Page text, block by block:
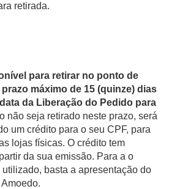
retirada.
para retirar no ponto de
máximo de 15 (quinze) dias
da Liberação do Pedido para
não seja retirado neste prazo, será
um crédito para o seu CPF, para
lojas físicas. O crédito tem
da sua emissão. Para a o
basta a apresentação do